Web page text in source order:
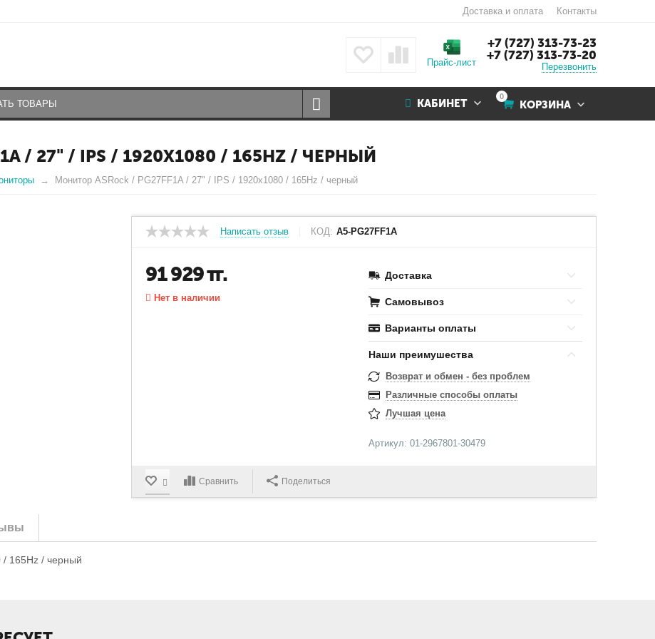
Доставка и оплата Контакты
+7 (727) 313-73-23
+7 (727) 313-73-20
Перезвонить
Прайс-лист
0
КОРЗИНА
КАБИНЕТ
/ 27" / IPS / 1920X1080 / 165HZ / ЧЕРНЫЙ
Монитор ASRock / PG27FF1A / 27" / IPS / 1920x1080 / 165Hz / черный
Написать отзыв КОД: A5-PG27FF1A
91 929тг.
Нет в наличии
Доставка
Самовывоз
Варианты оплаты
Наши преимушества
Возврат и обмен - без проблем
Различные способы оплаты
Лучшая цена
Артикул: 01-2967801-30479
Сравнить Поделиться
/ 165Hz / черный